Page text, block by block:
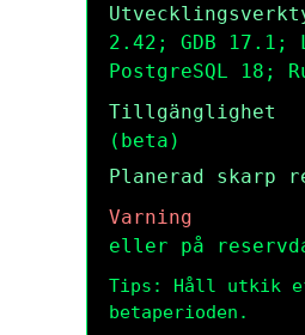
2.42; GDB 17.1;
PostgreSQL 18;
Tillgänglighet
(beta)
Planerad skarp
Varning
eller på
Tips: Håll utkik
betaperioden.